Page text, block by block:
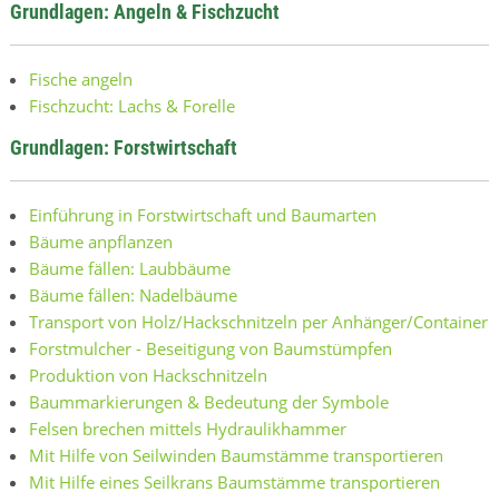
Grundlagen: Angeln & Fischzucht
Fische angeln
Fischzucht: Lachs & Forelle
Grundlagen: Forstwirtschaft
Einführung in Forstwirtschaft und Baumarten
Bäume anpflanzen
Bäume fällen: Laubbäume
Bäume fällen: Nadelbäume
Transport von Holz/Hackschnitzeln per Anhänger/Container
Forstmulcher - Beseitigung von Baumstümpfen
Produktion von Hackschnitzeln
Baummarkierungen & Bedeutung der Symbole
Felsen brechen mittels Hydraulikhammer
Mit Hilfe von Seilwinden Baumstämme transportieren
Mit Hilfe eines Seilkrans Baumstämme transportieren